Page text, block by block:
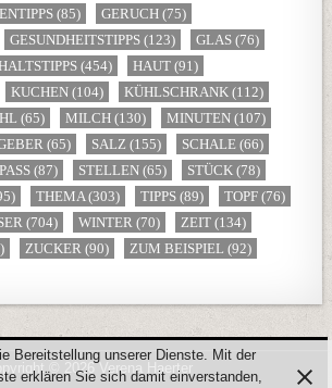
(85) GERUCH (75)
GESUNDHEITSTIPPS (123) GLAS (76)
(454) HAUT (91)
KUCHEN (104) KÜHLSCHRANK (112)
(65) MILCH (130) MINUTEN (107)
(65) SALZ (155) SCHALE (66)
(87) STELLEN (65) STÜCK (78)
THEMA(303) TIPPS (89) TOPF (76)
(704) WINTER (70) ZEIT (134)
ZUCKER (90) ZUM BEISPIEL (92)
© 2026 Verena Haerter
Bereitstellung unserer Dienste. Mit der
erklären Sie sich damit einverstanden,